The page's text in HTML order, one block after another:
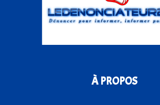
À PROPOS